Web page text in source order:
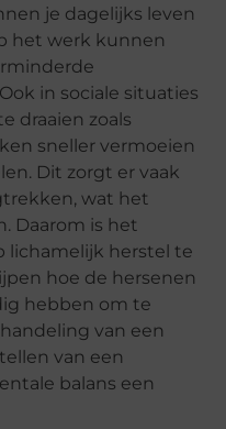
je dagelijks leven
het werk kunnen
in sociale situaties
draaien zoals
sneller vermoeien
Dit zorgt er vaak
wat het
Daarom is het
lichamelijk herstel te
hoe de hersenen
hebben om te
van een
van een
balans een